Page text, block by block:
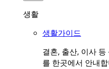
생활
생활가이드
결혼, 출산, 이사
를 한곳에서 안내